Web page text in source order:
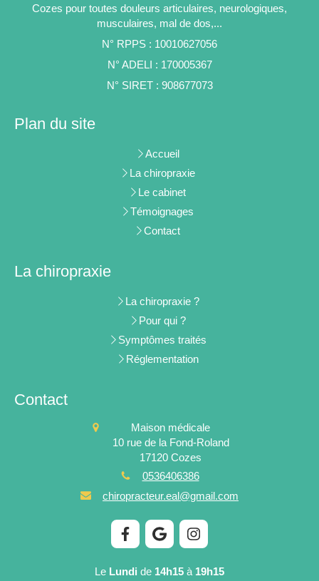
Cozes pour toutes douleurs articulaires, neurologiques,
musculaires, mal de dos,...
N° RPPS : 10010627056
N° ADELI : 170005367
N° SIRET : 908677073
Plan du site
Accueil
La chiropraxie
Le cabinet
Témoignages
Contact
La chiropraxie
La chiropraxie ?
Pour qui ?
Symptômes traités
Réglementation
Contact
Maison médicale
10 rue de la Fond-Roland
17120 Cozes
0536406386
chiropracteur.eal@gmail.com
Le Lundi de 14h15 à 19h15